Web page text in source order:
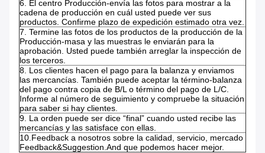
6. El centro Producción-envía las fotos para mostrar a la
cadena de producción en cuál usted puede ver sus
productos. Confirme plazo de expedición estimado otra vez.
7. Termine las fotos de los productos de la producción de la
Producción-masa y las muestras le enviarán para la
aprobación. Usted puede también arreglar la inspección de
los terceros.
8. Los clientes hacen el pago para la balanza y enviamos
las mercancías. También puede aceptar la término-balanza
del pago contra copia de B/L o término del pago de L/C.
Informe al número de seguimiento y compruebe la situación
para saber si hay clientes.
9. La orden puede ser dice “final” cuando usted recibe las
mercancías y las satisface con ellas.
10.Feedback a nosotros sobre la calidad, servicio, mercado
Feedback&Suggestion.And que podemos hacer mejor.